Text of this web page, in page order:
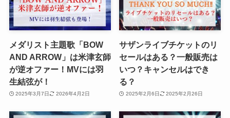
メダリスト主題歌「BOW
AND ARROW」は米津玄師
が逆オファー！MVには羽
生結弦が！
2025年3月7日 2026年4月2日
サザンライブチケットのリ
セールはある？一般販売は
いつ？キャンセルはでき
る？
2025年2月6日 2025年2月26日